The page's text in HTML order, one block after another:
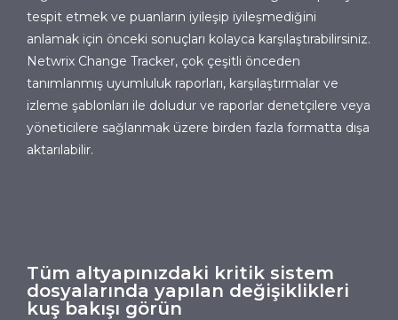
tespit etmek ve puanların iyileşip iyileşmediğini
anlamak için önceki sonuçları kolayca karşılaştırabilirsiniz.
Netwrix Change Tracker, çok çeşitli önceden
tanımlanmış uyumluluk raporları, karşılaştırmalar ve
izleme şablonları ile doludur ve raporlar denetçilere veya
yöneticilere sağlanmak üzere birden fazla formatta dışa
aktarılabilir.
Tüm altyapınızdaki kritik sistem
dosyalarında yapılan değişiklikleri
kuş bakışı görün